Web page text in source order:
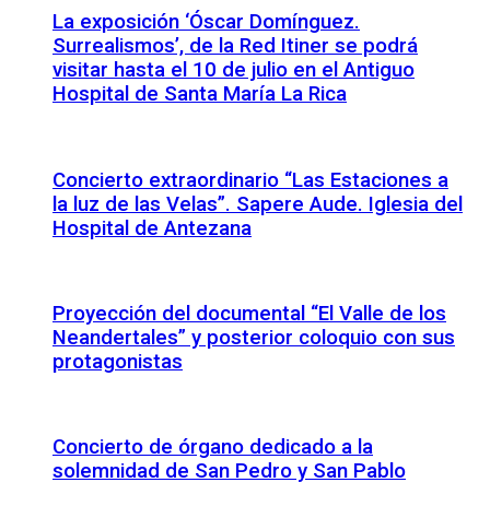
La exposición ‘Óscar Domínguez.
Surrealismos’, de la Red Itiner se podrá
visitar hasta el 10 de julio en el Antiguo
Hospital de Santa María La Rica
Concierto extraordinario “Las Estaciones a
la luz de las Velas”. Sapere Aude. Iglesia del
Hospital de Antezana
Proyección del documental “El Valle de los
Neandertales” y posterior coloquio con sus
protagonistas
Concierto de órgano dedicado a la
solemnidad de San Pedro y San Pablo